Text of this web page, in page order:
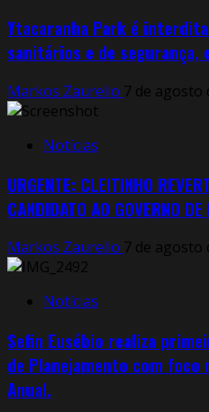
Ytacaranha Park é
sanitários e de segurança,
Markos Zaurelio 7 de agosto
Notícias
URGENTE: CLEITINHO
CANDIDATO AO GOVERNO
Markos Zaurelio 7 de agosto
Notícias
Sefin Eusébio realiza
de Planejamento com foco
Anual.